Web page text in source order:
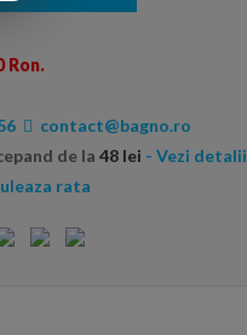
Ron.
contact@bagno.ro
de la 48 lei - Vezi detalii
rata